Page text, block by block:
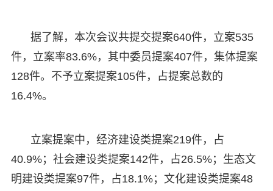
据了解，本次会议共提交提案640件，立案535
件，立案率83.6%，其中委员提案407件，集体提案
128件。不予立案提案105件，占提案总数的
16.4%。
立案提案中，经济建设类提案219件，占
40.9%；社会建设类提案142件，占26.5%；生态文
明建设类提案97件，占18.1%；文化建设类提案48